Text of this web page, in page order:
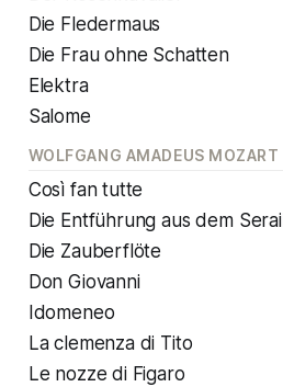
Die Fledermaus
Die Frau ohne Schatten
Elektra
Salome
WOLFGANG AMADEUS MOZART
Così fan tutte
Die Entführung aus dem Serail
Die Zauberflöte
Don Giovanni
Idomeneo
La clemenza di Tito
Le nozze di Figaro